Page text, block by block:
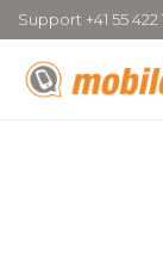
Support +41 55